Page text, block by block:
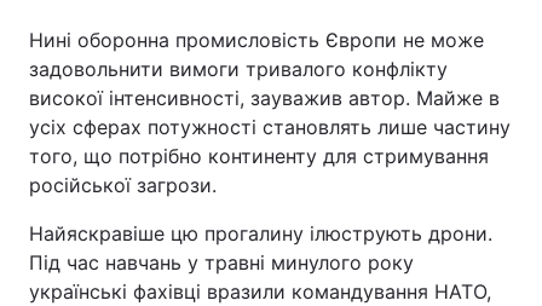
Нині оборонна промисловість Європи не може
задовольнити вимоги тривалого конфлікту
високої інтенсивності, зауважив автор. Майже в
усіх сферах потужності становлять лише частину
того, що потрібно континенту для стримування
російської загрози.
Найяскравіше цю прогалину ілюструють дрони.
Під час навчань у травні минулого року
українські фахівці вразили командування НАТО,